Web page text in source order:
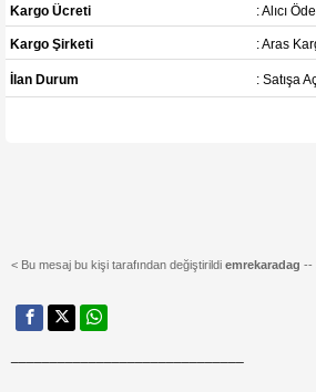
Kargo Ücreti : Alıcı
Kargo Şirketi : Aras
İlan Durum : Satışa
< Bu mesaj bu kişi tarafından değiştirildi emrekaradag --